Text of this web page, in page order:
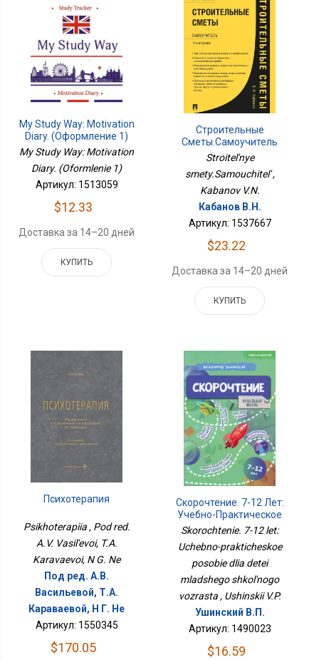
My Study Way: Motivation
Diary. (Оформление 1)
My Study Way: Motivation
Diary. (Oformlenie 1)
Артикул: 1513059
$12.33
Доставка за 14–20 дней
КУПИТЬ
Строительные
Сметы.Самоучитель
Stroitel'nye
smety.Samouchitel' ,
Kabanov V.N.
Кабанов В.Н.
Артикул: 1537667
$23.22
Доставка за 14–20 дней
КУПИТЬ
Психотерапия
Psikhoterapiia , Pod red.
A.V. Vasil'evoi, T.A.
Karavaevoi, N G. Ne
Под ред. А.В.
Васильевой, Т.А.
Караваевой, Н Г. Не
Артикул: 1550345
$170.05
Скорочтение. 7-12 Лет:
Учебно-Практическое
Пособие Для Детей
Возраста
Skorochtenie. 7-12 let:
Uchebno-prakticheskoe
posobie dlia detei
mladshego shkol'nogo
vozrasta , Ushinskii V.P.
Ушинский В.П.
Артикул: 1490023
$16.59